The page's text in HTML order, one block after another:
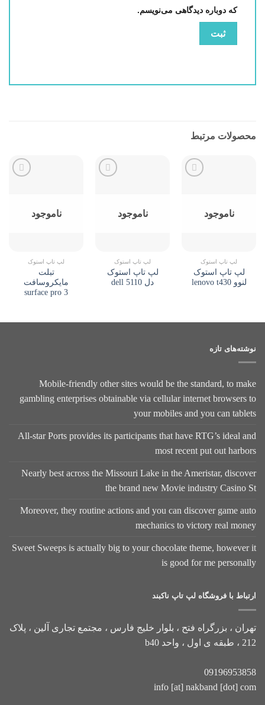
که دوباره دیدگاهی می‌نویسم.
محصولات مرتبط
ناموجود
لپ تاپ استوک
لپ تاپ استوک
لنوو lenovo t430
ناموجود
لپ تاپ استوک
لپ تاپ استوک
دل dell 5110
ناموجود
لپ تاپ استوک
تبلت
مایکروسافت
surface pro 3
نوشته‌های تازه
Mobile-friendly other sites would be the standard, to make
gambling enterprises obtainable via cellular internet browsers to
your mobiles and you can tablets
All-star Ports provides its participants that have RTG’s ideal and
most recent put out harbors
Nearly best across the Missouri Lake in the Ameristar, discover
the brand new Movie industry Casino St
Moreover, they routine actions and you can discover game auto
mechanics to victory real money
Sweet Sweeps is actually big to your chocolate theme, however it
is good for me personally
ارتباط با فروشگاه لپ تاپ ناکبند
تهران ، بزرگراه فتح ، بلوار خلیج فارس ، مجتمع تجاری آلین ، پلاک
212 ، طبقه ی اول ، واحد b40
09196953858
info [at] nakband [dot] com